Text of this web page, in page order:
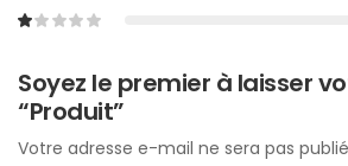
Soyez le premier à laisser
“Produit”
Votre adresse e-mail ne sera pas